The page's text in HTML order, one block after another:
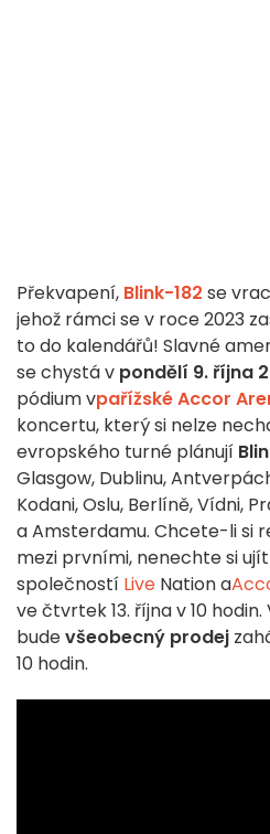
Překvapení, Blink-182 se
jehož rámci se v roce 2023
to do kalendářů! Slavné
se chystá v pondělí 9. října
pódium vpařížské Accor
koncertu, který si nelze
evropského turné plánují
Glasgow, Dublinu,
Kodani, Oslu, Berlíně, Vídni,
a Amsterdamu. Chcete-li si
mezi prvními, nenechte si ujít
společností Live Nation a
ve čtvrtek 13. října v 10
budevšeobecný prodej
10 hodin.